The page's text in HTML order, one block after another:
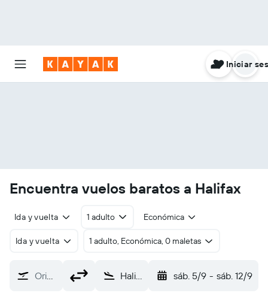
Iniciar
Encuentra vuelos baratos a Halifax
Ida y vuelta 1 adulto Económica
Ida y vuelta 1 adulto, Económica, 0 maletas
Origen Halifax-Stanfield (YHZ) sáb. 5/9 - sáb. 12/9